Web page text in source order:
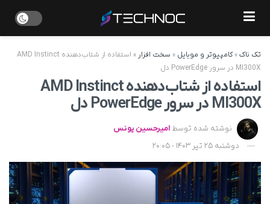
تک ناک»کامپیوتر و موبایل » سخت افزار »
استفاده از شتاب‌دهنده AMD Instinct
MI300X در سرور PowerEdge دل
استفاده از شتاب‌دهنده AMD Instinct
MI300X در سرور PowerEdge دل
نوشته شده توسط امیرحسین یونس
دوشنبه 25 تیر 1403 - 20:05